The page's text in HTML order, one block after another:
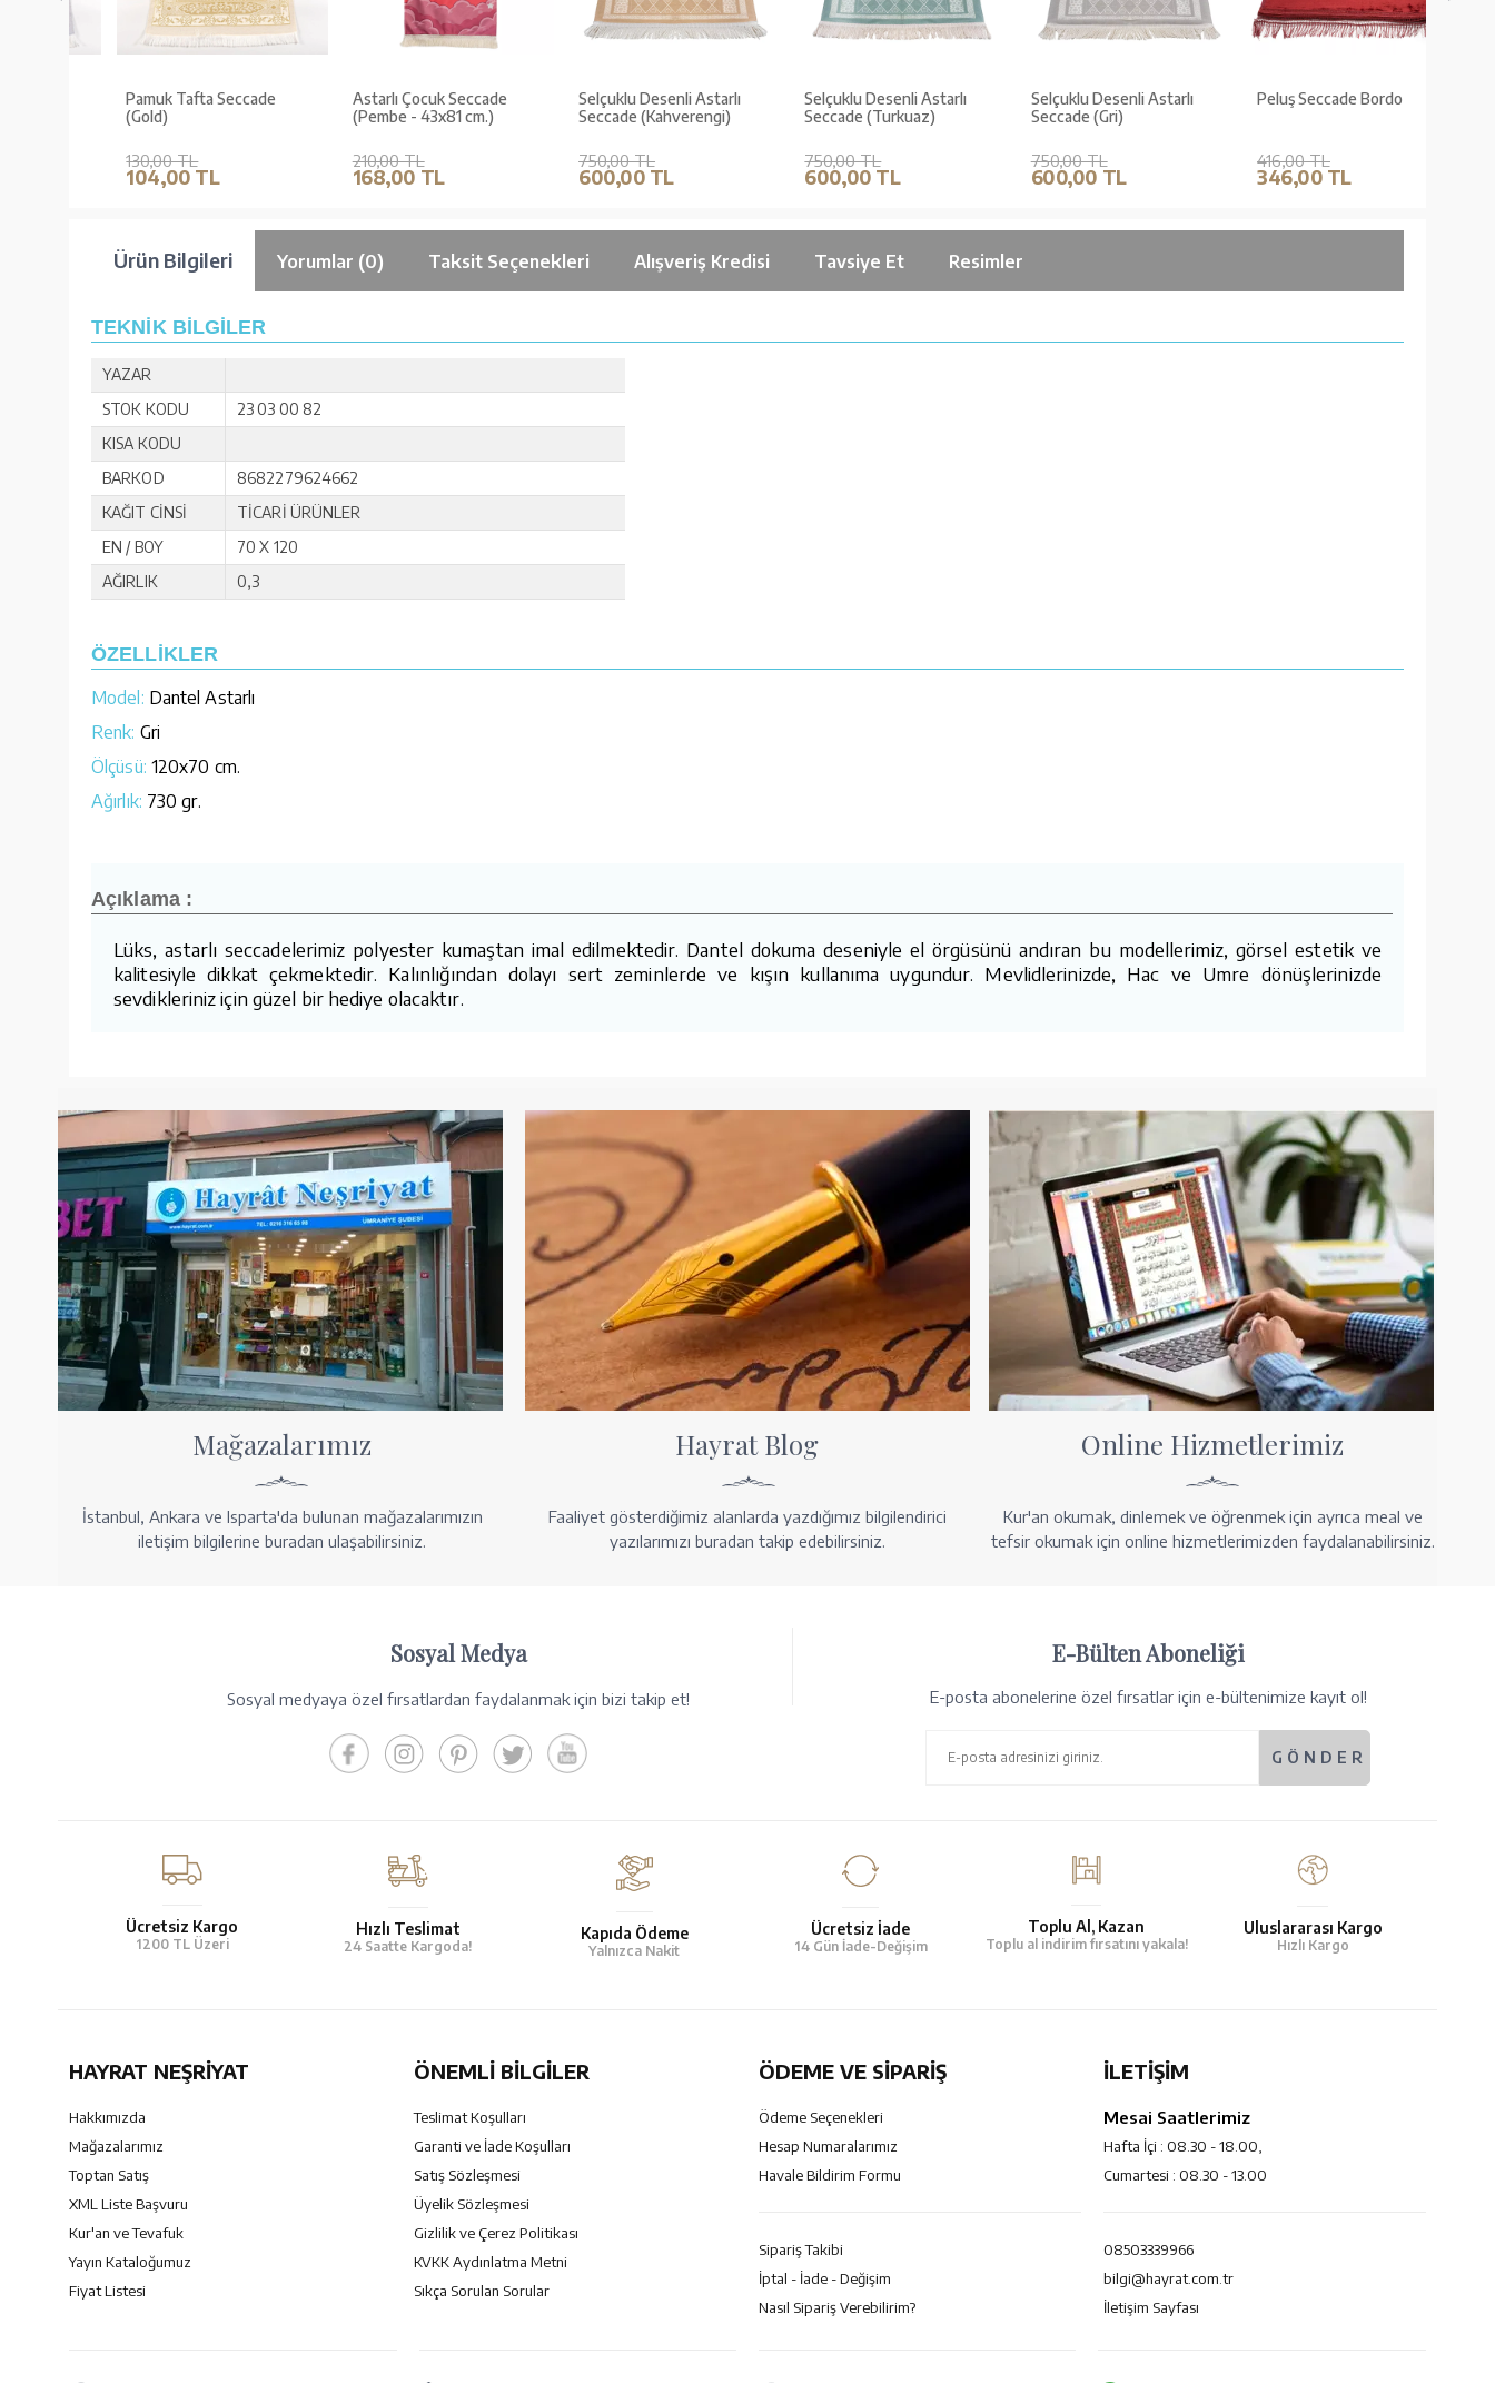
Pamuk Tafta Seccade
(Gold)
130,00 TL
104,00 TL
Astarlı Çocuk Seccade
(Pembe - 43x81 cm.)
210,00 TL
168,00 TL
Selçuklu Desenli Astarlı
Seccade (Kahverengi)
750,00 TL
600,00 TL
Selçuklu Desenli Astarlı
Seccade (Turkuaz)
750,00 TL
600,00 TL
Selçuklu Desenli Astarlı
Seccade (Gri)
750,00 TL
600,00 TL
Peluş Seccade Bordo
416,00 TL
346,00 TL
Ürün Bilgileri Yorumlar (0) Taksit Seçenekleri Alışveriş Kredisi Tavsiye Et Resimler
TEKNİK BİLGİLER
YAZAR
STOK KODU
23 03 00 82
KISA KODU
BARKOD
8682279624662
KAĞIT CİNSİ
TİCARİ ÜRÜNLER
EN / BOY
70 X 120
AĞIRLIK
0,3
ÖZELLİKLER
Model: Dantel Astarlı
Renk: Gri
Ölçüsü: 120x70 cm.
Ağırlık: 730 gr.
Açıklama :
Lüks, astarlı seccadelerimiz polyester kumaştan imal edilmektedir. Dantel dokuma deseniyle el örgüsünü andıran bu modellerimiz, görsel estetik ve
kalitesiyle dikkat çekmektedir. Kalınlığından dolayı sert zeminlerde ve kışın kullanıma uygundur. Mevlidlerinizde, Hac ve Umre dönüşlerinizde
sevdikleriniz için güzel bir hediye olacaktır.
Mağazalarımız
İstanbul, Ankara ve Isparta'da bulunan mağazalarımızın
iletişim bilgilerine buradan ulaşabilirsiniz.
Hayrat Blog
Faaliyet gösterdiğimiz alanlarda yazdığımız bilgilendirici
yazılarımızı buradan takip edebilirsiniz.
Online Hizmetlerimiz
Kur'an okumak, dinlemek ve öğrenmek için ayrıca meal ve
tefsir okumak için online hizmetlerimizden faydalanabilirsiniz.
Sosyal Medya
Sosyal medyaya özel fırsatlardan faydalanmak için bizi takip et!
E-Bülten Aboneliği
E-posta abonelerine özel fırsatlar için e-bültenimize kayıt ol!
Ücretsiz Kargo
1200 TL Üzeri
Hızlı Teslimat
24 Saatte Kargoda!
Kapıda Ödeme
Yalnızca Nakit
Ücretsiz İade
14 Gün İade-Değişim
Toplu Al, Kazan
Toplu al indirim fırsatını yakala!
Uluslararası Kargo
Hızlı Kargo
HAYRAT NEŞRIYAT
Hakkımızda
Mağazalarımız
Toptan Satış
XML Liste Başvuru
Kur'an ve Tevafuk
Yayın Kataloğumuz
Fiyat Listesi
ÖNEMLI BILGILER
Teslimat Koşulları
Garanti ve İade Koşulları
Satış Sözleşmesi
Üyelik Sözleşmesi
Gizlilik ve Çerez Politikası
KVKK Aydınlatma Metni
Sıkça Sorulan Sorular
ÖDEME VE SİPARİŞ
Ödeme Seçenekleri
Hesap Numaralarımız
Havale Bildirim Formu
Sipariş Takibi
İptal - İade - Değişim
Nasıl Sipariş Verebilirim?
İLETİŞİM
Mesai Saatlerimiz
Hafta İçi : 08.30 - 18.00,
Cumartesi : 08.30 - 13.00
08503339966
bilgi@hayrat.com.tr
İletişim Sayfası